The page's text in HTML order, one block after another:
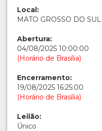
Local:
MATO GROSSO DO SUL
Abertura:
04/08/2025 10:00:00
(Horário de Brasília)
Encerramento:
19/08/2025 16:25:00
(Horário de Brasília)
Leilão:
Único